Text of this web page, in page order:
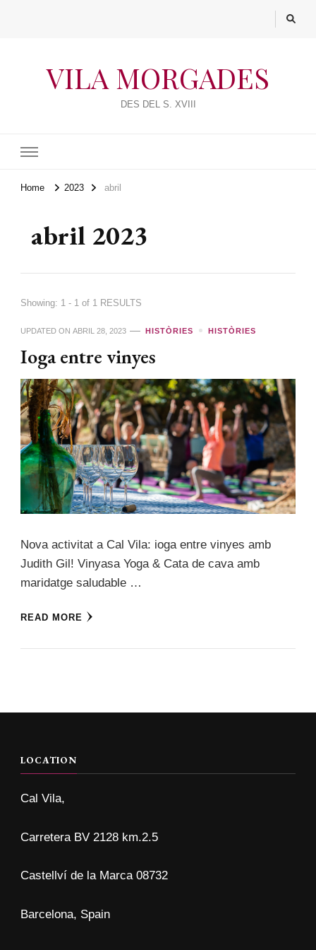
VILA MORGADES
DES DEL S. XVIII
Home 2023 abril
abril 2023
Showing: 1 - 1 of 1 RESULTS
UPDATED ON ABRIL 28, 2023 HISTÒRIES HISTÒRIES
Ioga entre vinyes
Nova activitat a Cal Vila: ioga entre vinyes amb
Judith Gil! Vinyasa Yoga & Cata de cava amb
maridatge saludable …
READ MORE
LOCATION
Cal Vila,
Carretera BV 2128 km.2.5
Castellví de la Marca 08732
Barcelona, Spain